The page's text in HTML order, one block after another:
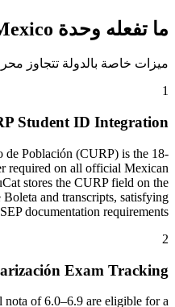
ما تفعله وحدة Mexico
ميزات خاصة بالدولة تتجاوز
1
Student ID Integration
de Población (CURP) is the 18-
required on all official Mexican
stores the CURP field on the
and transcripts, satisfying
SEP documentation requirements.
2
Exam Tracking
nota of 6.0–6.9 are eligible for a